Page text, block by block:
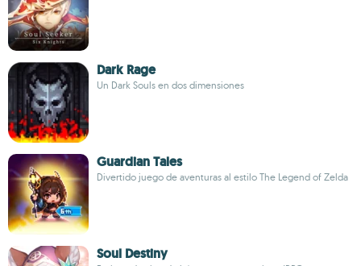
Dark Rage
Un Dark Souls en dos dimensiones
Guardian Tales
Divertido juego de aventuras al estilo The Legend of Zelda
Soul Destiny